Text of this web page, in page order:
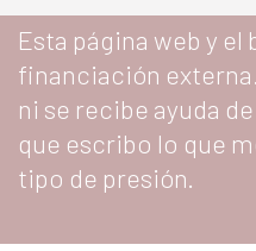
Esta página web y
financiación
ni se recibe ayuda
que escribo lo que
tipo de presión.